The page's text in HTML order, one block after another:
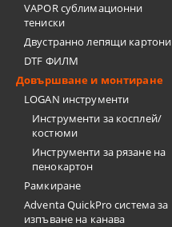
VAPOR сублимационни
тениски
Двустранно лепящи картони
DTF ФИЛМ
Довършване и монтиране
LOGAN инструменти
Инструменти за косплей/
костюми
Инструменти за рязане на
пенокартон
Рамкиране
Adventa QuickPro система за
изпъване на канава